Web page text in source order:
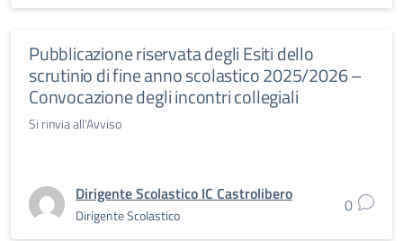
Pubblicazione riservata degli Esiti dello
scrutinio di fine anno scolastico 2025/2026 –
Convocazione degli incontri collegiali
Si rinvia all'Avviso
Dirigente Scolastico IC Castrolibero
Dirigente Scolastico 0